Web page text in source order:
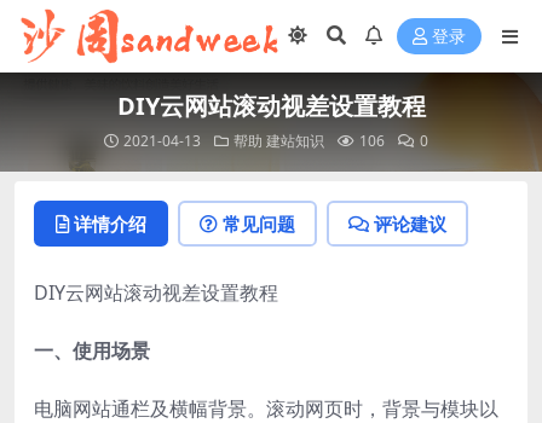
登录
DIY云网站滚动视差设置教程
2021-04-13 帮助 建站知识 106 0
详情介绍 常见问题 评论建议
DIY云网站滚动视差设置教程
一、使用场景
电脑网站通栏及横幅背景。滚动网页时，背景与模块以